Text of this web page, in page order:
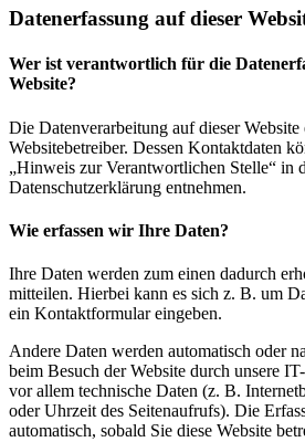
Datenerfassung auf dieser
Wer ist verantwortlich für die
Website?
Die Datenverarbeitung auf dieser
Websitebetreiber. Dessen Kontaktdaten
„Hinweis zur Verantwortlichen Stelle“ in
Datenschutzerklärung entnehmen.
Wie erfassen wir Ihre Daten?
Ihre Daten werden zum einen dadurch
mitteilen. Hierbei kann es sich z. B. um
ein Kontaktformular eingeben.
Andere Daten werden automatisch oder
beim Besuch der Website durch unsere
vor allem technische Daten (z. B.
oder Uhrzeit des Seitenaufrufs). Die
automatisch, sobald Sie diese Website